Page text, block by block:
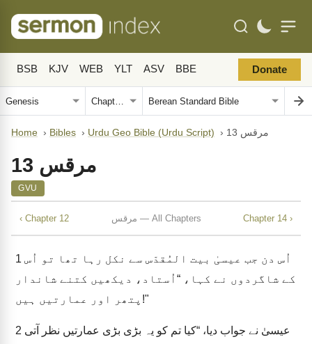
BSB KJV WEB YLT ASV BBE Donate
Home › Bibles › Urdu Geo Bible (Urdu Script) › مرقس 13
مرقس 13
GVU
‹ Chapter 12 مرقس — All Chapters Chapter 14 ›
1
کے شاگردوں نے کہا، “اُستاد، دیکھیں کتنے شاندار
پتھر اور عمارتیں ہیں!"
2